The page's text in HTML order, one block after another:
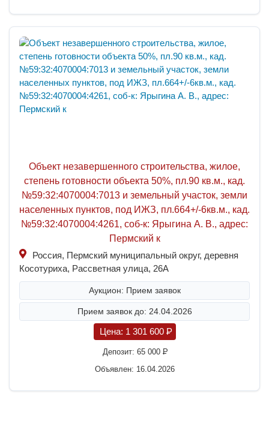
Объект незавершенного строительства, жилое,
степень готовности объекта 50%, пл.90 кв.м., кад.
№59:32:4070004:7013 и земельный участок, земли
населенных пунктов, под ИЖЗ, пл.664+/-6кв.м., кад.
№59:32:4070004:4261, соб-к: Ярыгина А. В., адрес:
Пермский к
Россия, Пермский муниципальный округ, деревня
Косотуриха, Рассветная улица, 26А
Аукцион: Прием заявок
Прием заявок до: 24.04.2026
Цена: 1 301 600 P
Депозит: 65 000P
Объявлен: 16.04.2026